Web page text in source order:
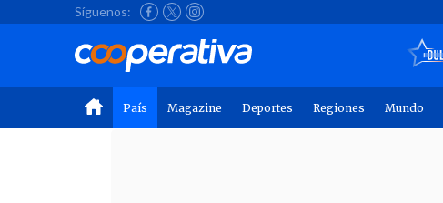
Síguenos:
País Magazine Deportes Regiones Mundo